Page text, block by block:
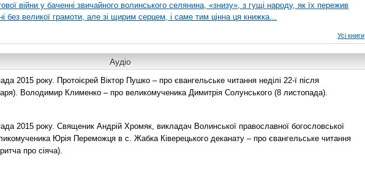
війни у баченні звичайного волинського селянина, «знизу», з гущі народу, як їх пережив
без великої грамоти, але зі щирим серцем, і саме тим цінна ця книжка...
Усі книги
Аудіо
2015 року. Протоієрей Віктор Пушко – про євангельське читання неділі 22-ї після
Володимир Клименко – про великомученика Димитрія Солунського (8 листопада).
2015 року. Священик Андрій Хромяк, викладач Волинської православної богословської
Юрія Переможця в с. Жабка Ківерецького деканату – про євангельське читання
про сіяча).